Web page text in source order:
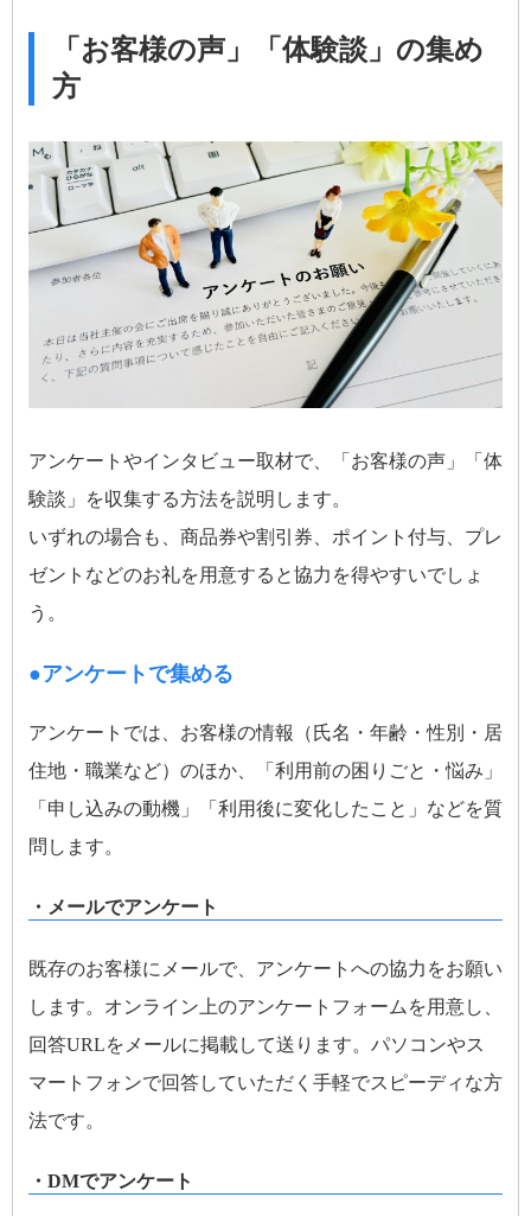
「お客様の声」「体験談」の集め
方
アンケートやインタビュー取材で、「お客様の声」「体
験談」を収集する方法を説明します。
いずれの場合も、商品券や割引券、ポイント付与、プレ
ゼントなどのお礼を用意すると協力を得やすいでしょ
う。
●アンケートで集める
アンケートでは、お客様の情報（氏名・年齢・性別・居
住地・職業など）のほか、「利用前の困りごと・悩み」
「申し込みの動機」「利用後に変化したこと」などを質
問します。
・メールでアンケート
既存のお客様にメールで、アンケートへの協力をお願い
します。オンライン上のアンケートフォームを用意し、
回答URLをメールに掲載して送ります。パソコンやス
マートフォンで回答していただく手軽でスピーディな方
法です。
・DMでアンケート